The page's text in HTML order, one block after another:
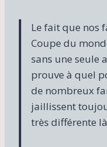
Le fait que nos
Coupe du
sans une seule
prouve à quel
de nombreux
jaillissent
très différente